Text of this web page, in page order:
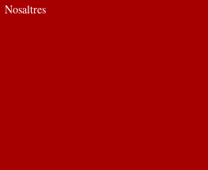
Nosaltres